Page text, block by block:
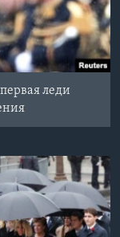
леди